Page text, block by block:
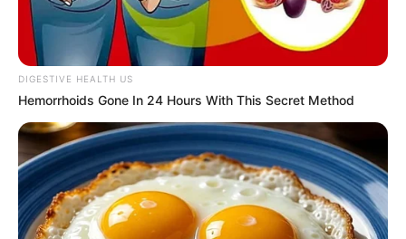
DIGESTIVE HEALTH US
Hemorrhoids Gone In 24 Hours With This Secret Method